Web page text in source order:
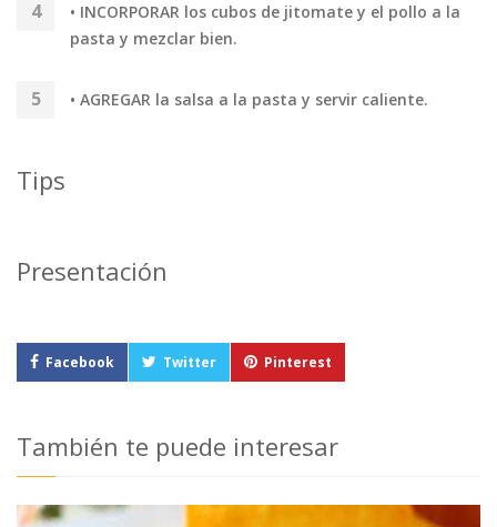
• INCORPORAR los cubos de jitomate y el pollo a la
pasta y mezclar bien.
• AGREGAR la salsa a la pasta y servir caliente.
Tips
Presentación
Facebook Twitter Pinterest
También te puede interesar